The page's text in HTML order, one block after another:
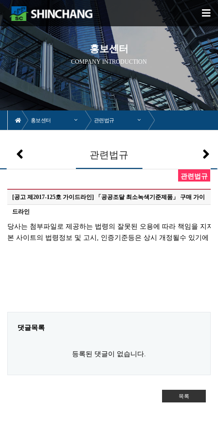
홍보센터
COMPANY INTRODUCTION
홍보센터 관련법규
관련법규
[공고 제2017-125호 가이드라인] 「공공조달 최소녹색기준제품」 구매 가이
드라인
관련법규
당사는 첨부파일로 제공하는 법령의 잘못된 오용에 따라 책임을 지지
본 사이트의 법령정보 및 고시, 인증기준등은 상시 개정될수 있기에
댓글목록
등록된 댓글이 없습니다.
목록